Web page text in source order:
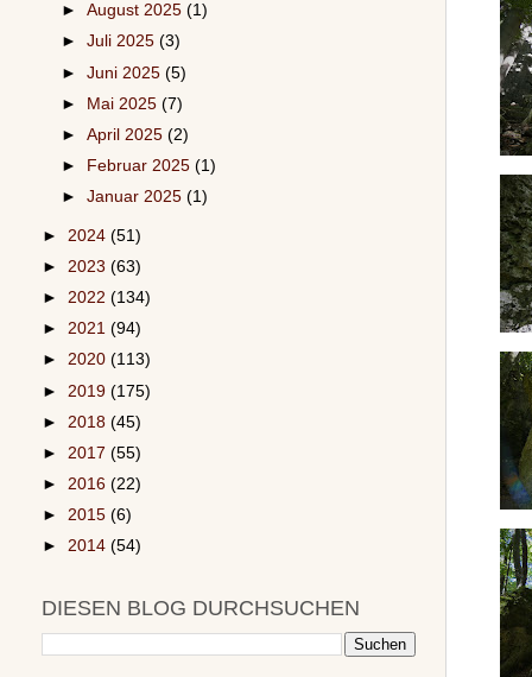
►August 2025(1)
►Juli 2025(3)
►Juni 2025(5)
► Mai 2025(7)
►April 2025(2)
►
Februar 2025(1)
►Januar 2025(1)
► 2024 (51)
► 2023 (63)
► 2022 (134)
► 2021 (94)
► 2020 (113)
► 2019 (175)
► 2018 (45)
► 2017 (55)
► 2016 (22)
► 2015 (6)
► 2014 (54)
DIESEN BLOG DURCHSUCHEN